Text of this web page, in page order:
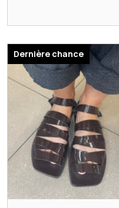
445,00 €.
Dernière chance